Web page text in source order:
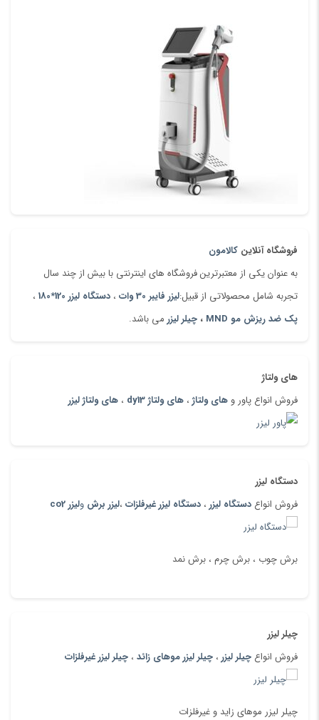
فروشگاه آنلاین کالامون
به عنوان یکی از معتبرترین فروشگاه های اینترنتی با بیش از چند سال
تجربه شامل محصولاتی از قبیل:لیزر فایبر 30 وات ، دستگاه لیزر 120*180
،
پک ضد ریزش مو MND
، چیلر لیزر می باشد.
های ولتاژ
فروش انواع پاور و های ولتاژ ، های ولتاژ dy13 ، های ولتاژ لیزر
دستگاه لیزر
فروش انواع دستگاه لیزر ، دستگاه لیزر غیرفلزات ،لیزر برش ولیزر co2
برش چوب ، برش چرم ، برش نمد
چیلر لیزر
فروش انواع چیلر لیزر ، چیلر لیزر موهای زائد ، چیلر لیزر غیرفلزات
چیلر لیزر موهای زاید و غیرفلزات
برش لیزری ، حکاکی لیزری ، جوشکاری لیزر و غیره
DST PLT BMP DXF DWG AI و غیره
انگلیسی / اسپانا / روسی / پرتغالی و غیره
پانل / صفحه اصلی / کابل USB / کابل شبکه
ذخیره نام، ایمیل و وبسایت من در مرورگر برای زمانی که دوباره دیدگاهی